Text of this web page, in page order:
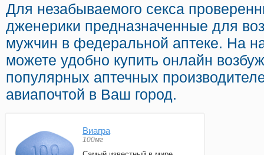
Для незабываемого секса
дженерики предназначенные для
мужчин в федеральной аптеке. На
можете удобно купить онлайн
популярных аптечных
авиапочтой в Ваш город.
Виагра
100мг